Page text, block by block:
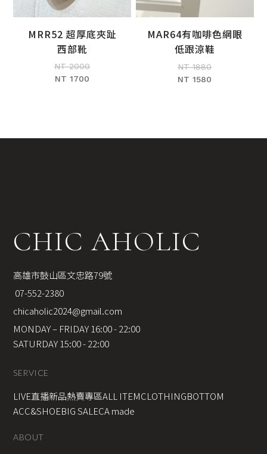
加入購物車
MRR52 超厚底夾趾
西部靴
NT 2000
NT 1700
加入購物車
MAR64有咖啡色網眼
低跟涼鞋
NT 1880
NT 1580
CHIC AHOLIC
高雄市鼓山區文忠路79號
07-552-2380
chicaholic2024@gmail.com
MONDAY – FRIDAY 16:00 - 22:00
SATURDAY 15:00 - 22:00
SERVICE
LIVE直播新品熱賣專區ALL ITEMCLOTHINGBOTTOM
ACC&SHOEBIG SALECA made
ABOUT